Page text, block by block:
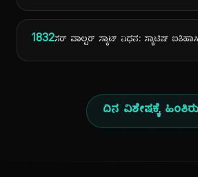
1832ಸರ್ ವಾಲ್ಟರ್ ಸ್ಕಾಟ್ ನಿಧನ: ಸ್ಕಾಟಿಷ್
ದಿನ ವಿಶೇಷಕ್ಕೆ